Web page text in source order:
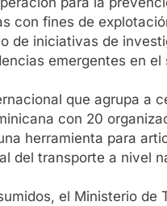
con fines de
de iniciativas de
emergentes en
que agrupa a
con 20
herramienta para
del transporte a nivel
el Ministerio de